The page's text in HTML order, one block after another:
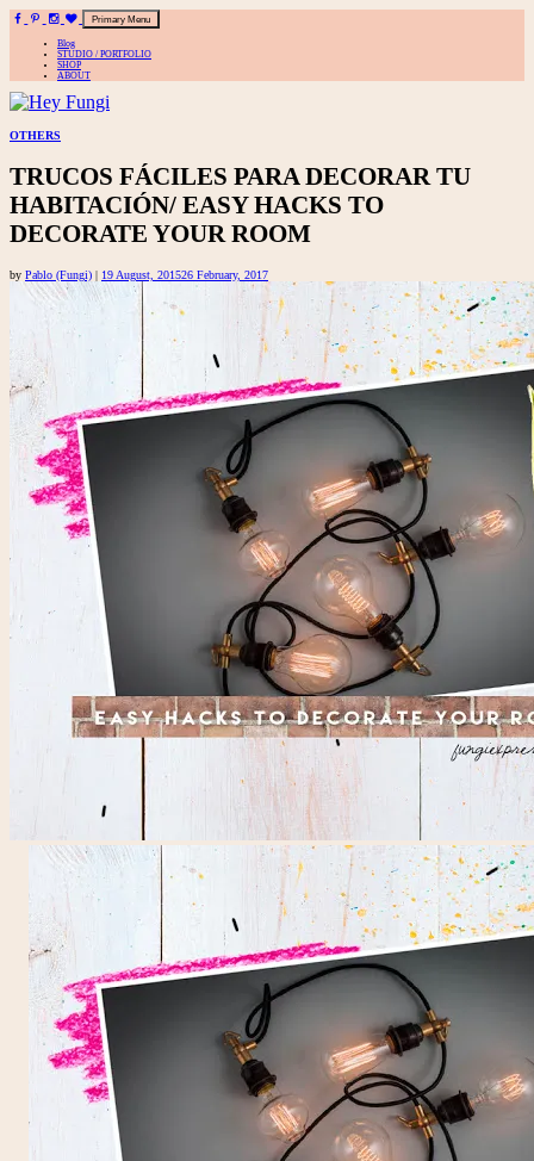
Primary Menu
Blog
STUDIO / PORTFOLIO
SHOP
ABOUT
A playful site for serious fashion: Blog / Shop / Studio
Skip
content
OTHERS
TRUCOS FÁCILES PARA DECORAR TU
HABITACIÓN/ EASY HACKS TO
DECORATE YOUR ROOM
by Pablo (Fungi) | 19 August, 201526 February, 2017